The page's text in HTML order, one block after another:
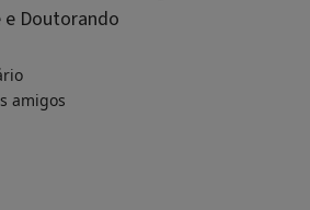
e Doutorando
amigos